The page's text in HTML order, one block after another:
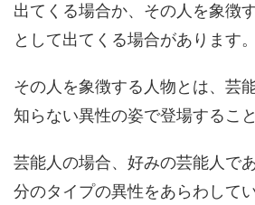
出てくる場合か、その人を象徴
として出てくる場合があります。
その人を象徴する人物とは、芸
知らない異性の姿で登場するこ
芸能人の場合、好みの芸能人で
分のタイプの異性をあらわして